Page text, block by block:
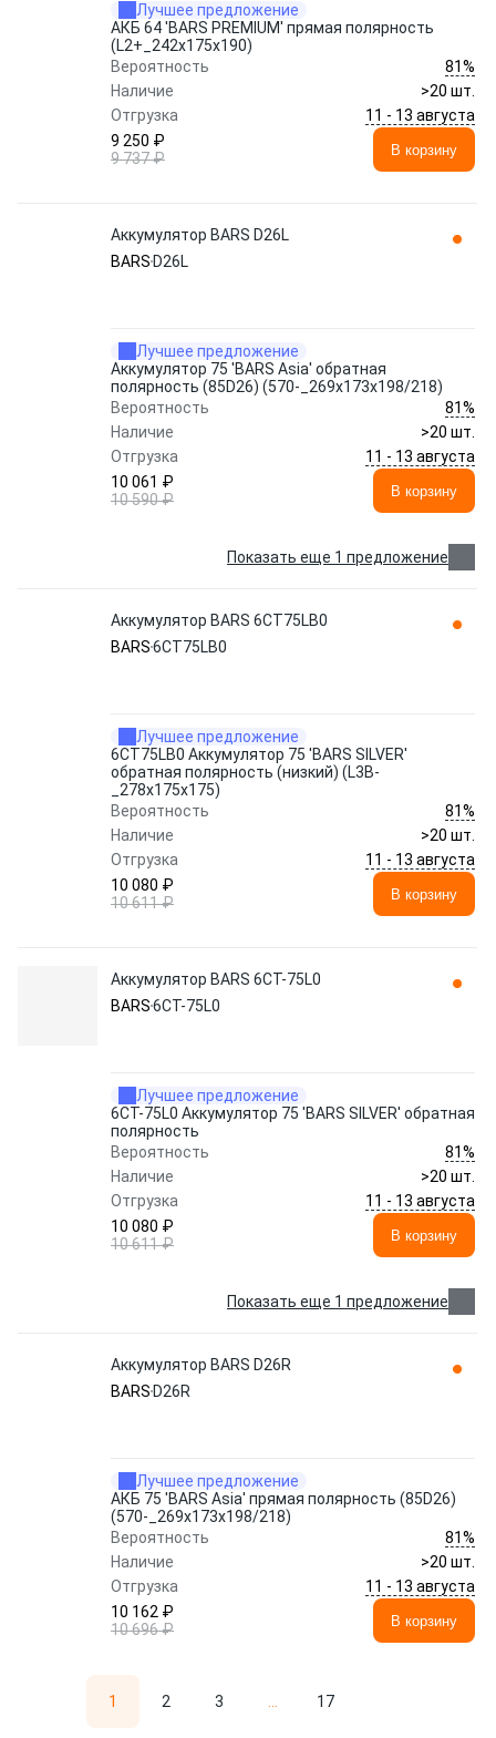
Лучшее предложение
АКБ 64 'BARS PREMIUM' прямая полярность
(L2+_242x175x190)
Вероятность
81%
Наличие
>20 шт.
Отгрузка
11 - 13 августа
9 250 ₽
9 737 ₽
В корзину
Аккумулятор BARS D26L
BARS D26L
Лучшее предложение
Аккумулятор 75 'BARS Asia' обратная
полярность (85D26) (570-_269x173x198/218)
Вероятность
81%
Наличие
>20 шт.
Отгрузка
11 - 13 августа
10 061 ₽
10 590 ₽
В корзину
Показать еще 1 предложение
Аккумулятор BARS 6СТ75LB0
BARS6СТ75LB0
Лучшее предложение
6СТ75LB0 Аккумулятор 75 'BARS SILVER'
обратная полярность (низкий) (L3B-
_278x175x175)
Вероятность
81%
Наличие
>20 шт.
Отгрузка
11 - 13 августа
10 080 ₽
10 611 ₽
В корзину
Аккумулятор BARS 6СТ-75L0
BARS6СТ-75L0
Лучшее предложение
6СТ-75L0 Аккумулятор 75 'BARS SILVER' обратная
полярность
Вероятность
81%
Наличие
>20 шт.
Отгрузка
11 - 13 августа
10 080 ₽
10 611 ₽
В корзину
Показать еще 1 предложение
Аккумулятор BARS D26R
BARS D26R
Лучшее предложение
АКБ 75 'BARS Asia' прямая полярность (85D26)
(570-_269x173x198/218)
Вероятность
81%
Наличие
>20 шт.
Отгрузка
11 - 13 августа
10 162 ₽
10 696 ₽
В корзину
1 2 3 17